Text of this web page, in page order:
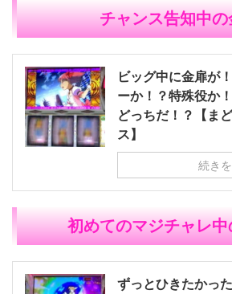
チャンス告知中の
ビッグ中に金扉が
ーか！？特殊役か
どっちだ！？【ま
ス】
続き
初めてのマジチャレ
ずっとひきたかっ